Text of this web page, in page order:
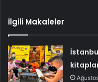
İlgili Makaleler